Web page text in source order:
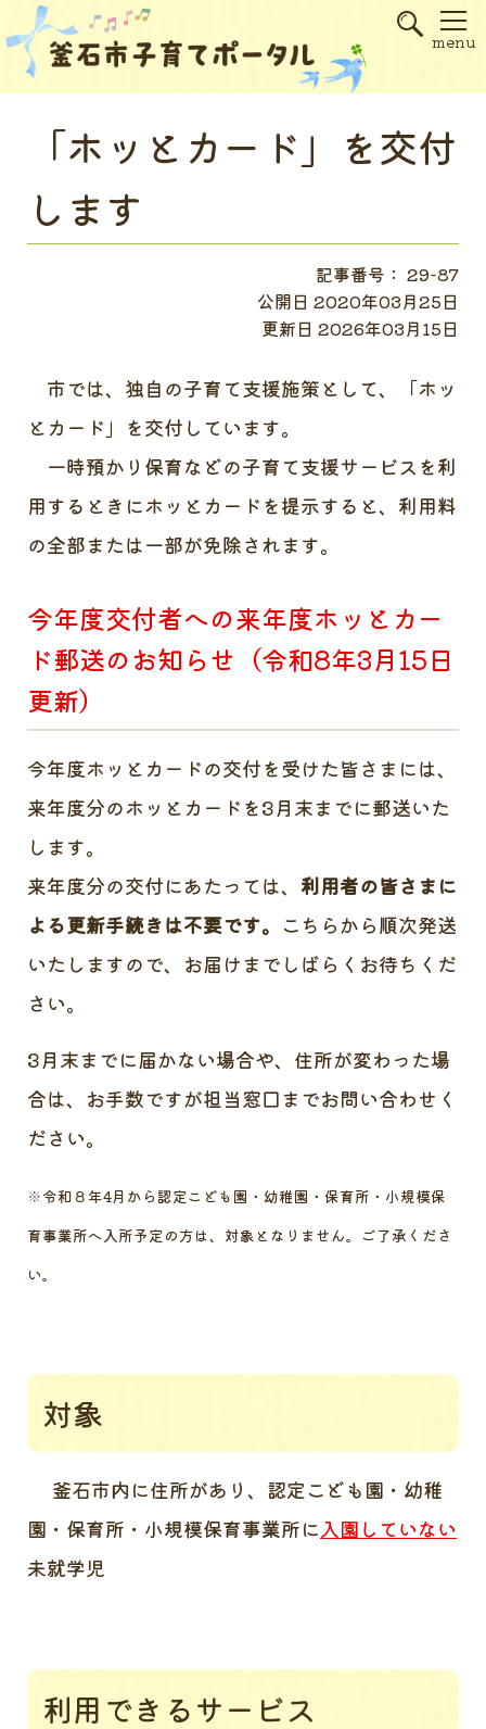
menu
「ホッとカード」を交付
します
記事番号： 29-87
公開日 2020年03月25日
更新日 2026年03月15日
市では、独自の子育て支援施策として、「ホッ
とカード」を交付しています。
一時預かり保育などの子育て支援サービスを利
用するときにホッとカードを提示すると、利用料
の全部または一部が免除されます。
今年度交付者への来年度ホッとカー
ド郵送のお知らせ（令和8年3月15日
更新）
今年度ホッとカードの交付を受けた皆さまには、
来年度分のホッとカードを3月末までに郵送いた
します。
来年度分の交付にあたっては、 利用者の皆さまに
よる更新手続きは不要です。 こちらから順次発送
いたしますので、お届けまでしばらくお待ちくだ
さい。
3月末までに届かない場合や、住所が変わった場
合は、お手数ですが担当窓口までお問い合わせく
ださい。
※令和８年4月から認定こども園・幼稚園・保育所・小規模保
育事業所へ入所予定の方は、対象となりません。ご了承くださ
い。
対象
釜石市内に住所があり、認定こども園・幼稚
園・保育所・小規模保育事業所に入園していない
未就学児
利用できるサービス